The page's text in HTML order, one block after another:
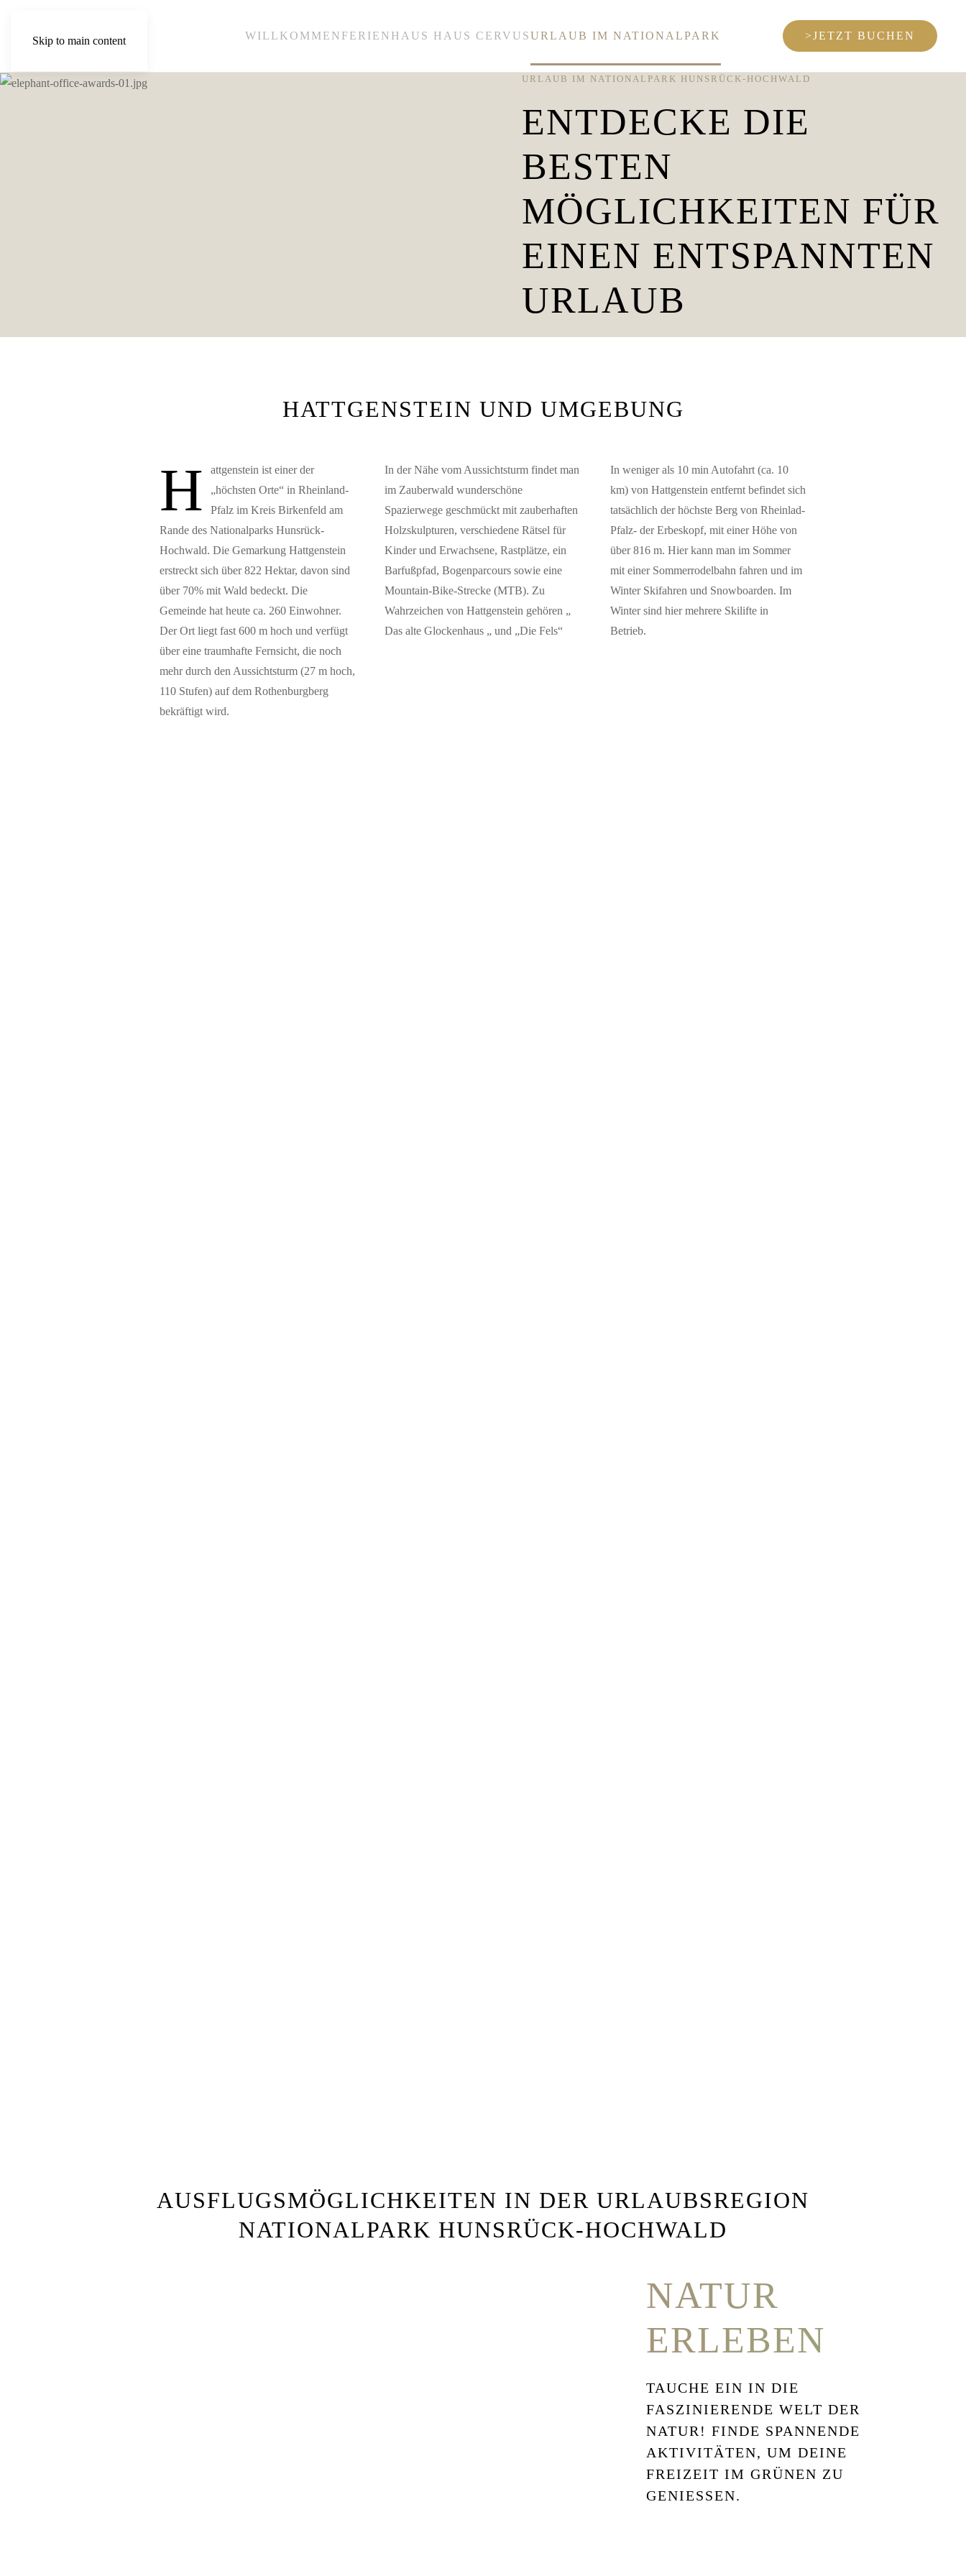
Skip to main content WILLKOMMEN FERIENHAUS HAUS CERVUSURLAUB IM NATIONALPARK >JETZT BUCHEN
URLAUB IM NATIONALPARK HUNSRÜCK-HOCHWALD
ENTDECKE DIE
BESTEN
MÖGLICHKEITEN FÜR
EINEN ENTSPANNTEN
URLAUB
HATTGENSTEIN UND UMGEBUNG
H
attgenstein ist einer der
„höchsten Orte“ in Rheinland-
Pfalz im Kreis Birkenfeld am
Rande des Nationalparks Hunsrück-
Hochwald. Die Gemarkung Hattgenstein
erstreckt sich über 822 Hektar, davon sind
über 70% mit Wald bedeckt. Die
Gemeinde hat heute ca. 260 Einwohner.
Der Ort liegt fast 600 m hoch und verfügt
über eine traumhafte Fernsicht, die noch
mehr durch den Aussichtsturm (27 m hoch,
110 Stufen) auf dem Rothenburgberg
bekräftigt wird.
In der Nähe vom Aussichtsturm findet man
im Zauberwald wunderschöne
Spazierwege geschmückt mit zauberhaften
Holzskulpturen, verschiedene Rätsel für
Kinder und Erwachsene, Rastplätze, ein
Barfußpfad, Bogenparcours sowie eine
Mountain-Bike-Strecke (MTB). Zu
Wahrzeichen von Hattgenstein gehören „
Das alte Glockenhaus „ und „Die Fels“
In weniger als 10 min Autofahrt (ca. 10
km) von Hattgenstein entfernt befindet sich
tatsächlich der höchste Berg von Rheinlad-
Pfalz- der Erbeskopf, mit einer Höhe von
über 816 m. Hier kann man im Sommer
mit einer Sommerrodelbahn fahren und im
Winter Skifahren und Snowboarden. Im
Winter sind hier mehrere Skilifte in
Betrieb.
AUSFLUGSMÖGLICHKEITEN IN DER URLAUBSREGION
NATIONALPARK HUNSRÜCK-HOCHWALD
NATUR
ERLEBEN
TAUCHE EIN IN DIE
FASZINIERENDE WELT DER
NATUR! FINDE SPANNENDE
AKTIVITÄTEN, UM DEINE
FREIZEIT IM GRÜNEN ZU
GENIESSEN.